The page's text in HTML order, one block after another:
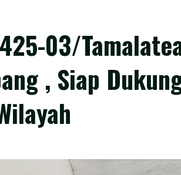
03/
, Siap